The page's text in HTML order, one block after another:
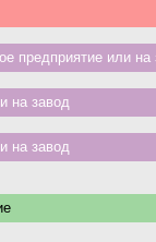
предприятие или на
на завод
на завод